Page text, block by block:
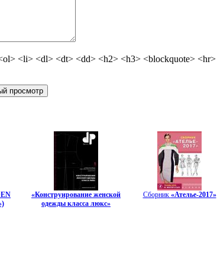
<li> <dl> <dt> <dd> <h2> <h3> <blockquote> <hr>
«Конструирование женской
одежды класса люкс»
Сборник «Ателье-2017»